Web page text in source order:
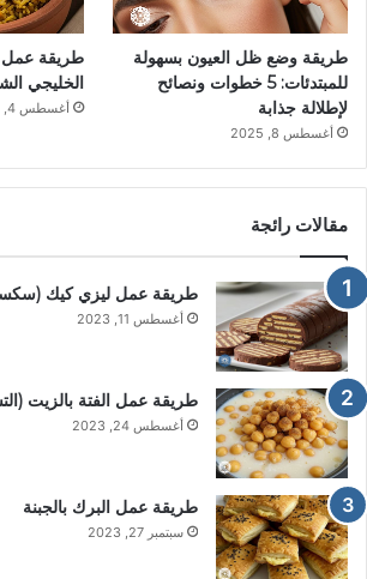
طريقة وضع ظل العيون بسهولة
للمبتدئات: 5 خطوات ونصائح
لإطلالة جذابة
أغسطس 8, 2025
طريقة عمل
الخليجي
أغسطس 4, 2025
مقالات رائجة
طريقة عمل ليزي كيك
أغسطس 11, 2023
طريقة عمل الفتة بالزيت
أغسطس 24, 2023
طريقة عمل البرك بالجبنة
سبتمبر 27, 2023